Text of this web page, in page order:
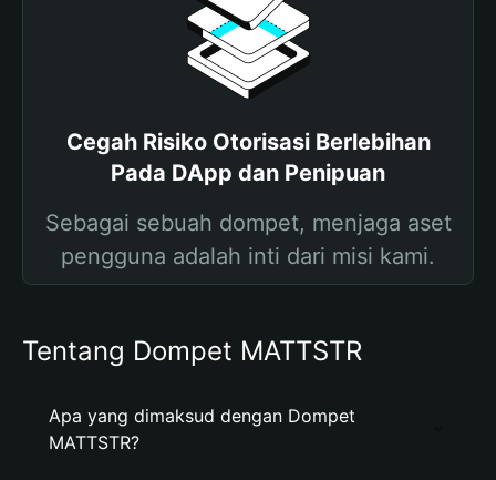
Cegah Risiko Otorisasi Berlebihan
Pada DApp dan Penipuan
Sebagai sebuah dompet, menjaga aset
pengguna adalah inti dari misi kami.
Tentang Dompet MATTSTR
Apa yang dimaksud dengan Dompet
MATTSTR?